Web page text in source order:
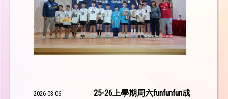
2026-03-06
25-26上學期周六funfunfun成